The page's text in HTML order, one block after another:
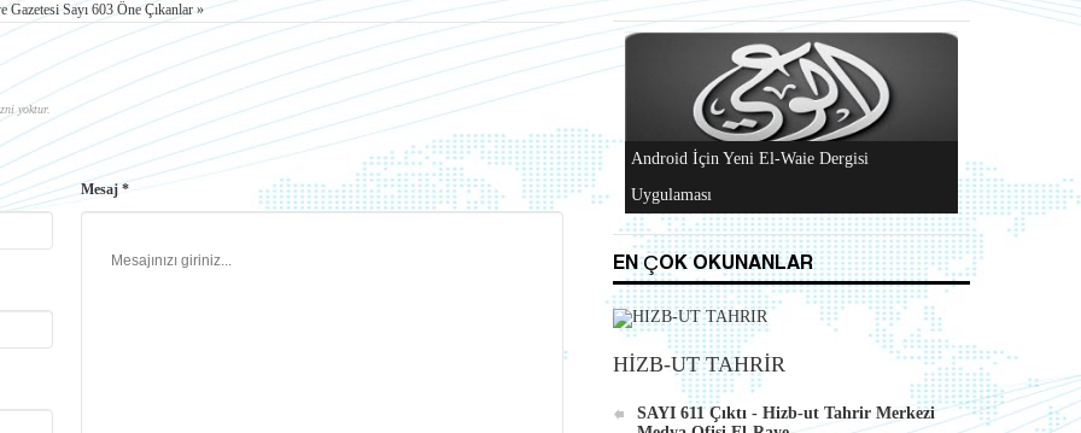
Gazetesi Sayı 603 Öne Çıkanlar »
yoktur.
Mesaj *
Hizb-ut Tahrir Merkezi Medya Ofisi'nden
Android İçin Yeni El-Waie Dergisi
Uygulaması
EN ÇOK OKUNANLAR
HİZB-UT TAHRİR
SAYI 611 Çıktı - Hizb-ut Tahrir Merkezi